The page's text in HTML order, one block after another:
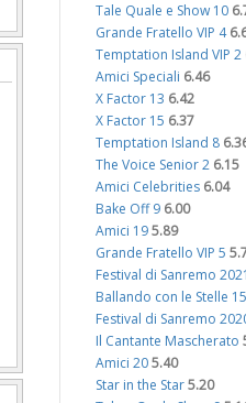
Tale Quale e Show 10
Grande Fratello VIP 4
Temptation Island VIP 2
Amici Speciali 6.46
X Factor 13 6.42
X Factor 15 6.37
Temptation Island 8
The Voice Senior 2 6.15
Amici Celebrities 6.04
Bake Off 9 6.00
Amici 19 5.89
Grande Fratello VIP 5
Festival di Sanremo 2021
Ballando con le Stelle 15
Festival di Sanremo
Il Cantante Mascherato
Amici 20 5.40
Star in the Star 5.20